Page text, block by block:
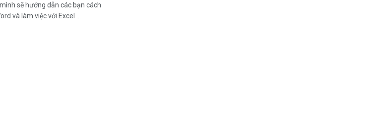
sẽ hướng dẫn các bạn cách
và làm việc với Excel ...